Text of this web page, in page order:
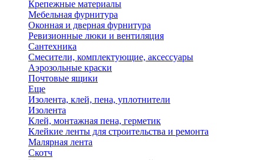
Крепежные материалы
Мебельная фурнитура
Оконная и дверная фурнитура
Ревизионные люки и вентиляция
Сантехника
Смесители, комплектующие, аксессуары
Аэрозольные краски
Почтовые ящики
Еще
Изолента, клей, пена, уплотнители
Изолента
Клей, монтажная пена, герметик
Клейкие ленты для строительства и ремонта
Малярная лента
Скотч